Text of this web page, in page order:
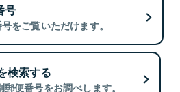
号
をご覧いただけます。
検索する
便番号をお調べします。